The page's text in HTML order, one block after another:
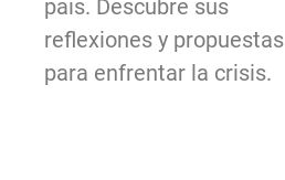
país. Descubre sus
reflexiones y propuestas
para enfrentar la crisis.